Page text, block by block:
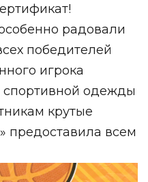
радовали
победителей
игрока
одежды
крутые
предоставила всем